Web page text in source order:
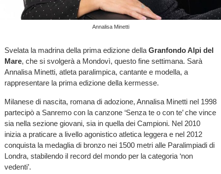
Annalisa Minetti
Svelata la madrina della prima edizione della Granfondo Alpi del
Mare, che si svolgerà a Mondovì, questo fine settimana. Sarà
Annalisa Minetti, atleta paralimpica, cantante e modella, a
rappresentare la prima edizione della kermesse.
Milanese di nascita, romana di adozione, Annalisa Minetti nel 1998
partecipò a Sanremo con la canzone ‘Senza te o con te’ che vince
sia nella sezione giovani, sia in quella dei Campioni. Nel 2010
inizia a praticare a livello agonistico atletica leggera e nel 2012
conquista la medaglia di bronzo nei 1500 metri alle Paralimpiadi di
Londra, stabilendo il record del mondo per la categoria ‘non
vedenti’.